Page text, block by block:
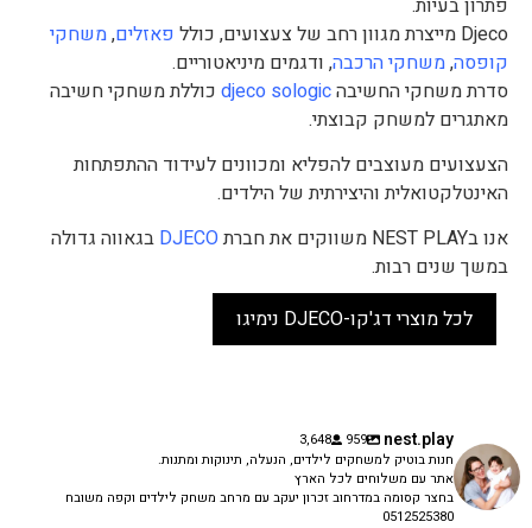
Djeco מייצרת מגוון רחב של צעצועים, כולל
פאזלים,משחקי
קופסה,משחקי הרכבה, ודגמים מיניאטוריים.
סדרת משחקי החשיבהdjeco sologic כוללת משחקי חשיבה
מאתגרים למשחק קבוצתי.
הצעצועים מעוצבים להפליא ומכוונים לעידוד ההתפתחות
האינטלקטואלית והיצירתית של הילדים.
אנו בNEST PLAY משווקים את חברת
DJECO בגאווה גדולה
במשך שנים רבות.
לכל מוצרי דג'קו-DJECO נימיגו
nest.play
959
3,648
חנות בוטיק למשחקים לילדים, הנעלה, תינוקות ומתנות.
אתר עם משלוחים לכל הארץ
בחצר קסומה במדרחוב זכרון יעקב עם מרחב משחק לילדים וקפה משובח
0512525380